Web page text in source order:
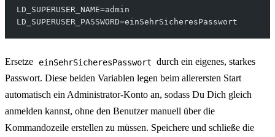
LD_SUPERUSER_NAME=admin
LD_SUPERUSER_PASSWORD=einSehrSicheresPasswort
Ersetze einSehrSicheresPasswort durch ein eigenes, starkes
Passwort. Diese beiden Variablen legen beim allerersten Start
automatisch ein Administrator-Konto an, sodass Du Dich gleich
anmelden kannst, ohne den Benutzer manuell über die
Kommandozeile erstellen zu müssen. Speichere und schließe die